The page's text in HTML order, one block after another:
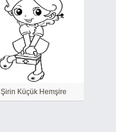
Şirin Küçük Hemşire